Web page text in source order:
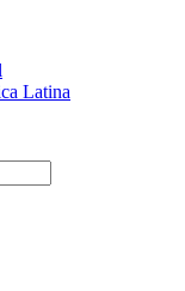
Latina